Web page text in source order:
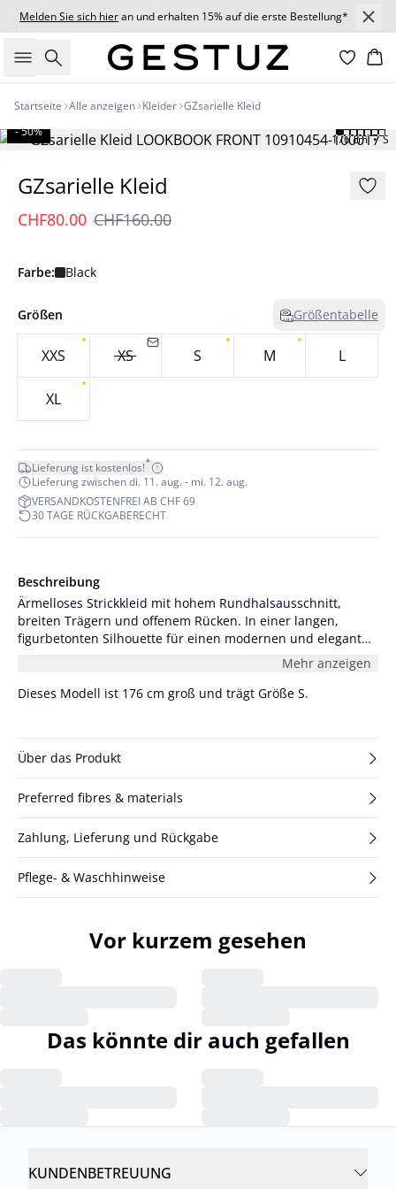
Melden Sie sich hieran und erhalten 15% auf die erste Bestellung*
Suche
Startseite Alle anzeigen Kleider GZsarielle Kleid
176 cm • S
- 50%
GZsarielle Kleid
CHF80.00 CHF160.00
Farbe: Black
Größen Größentabelle
XXS XS S M L
XL
Lieferung ist kostenlos!*
Lieferung zwischen di. 11. aug. - mi. 12. aug.
VERSANDKOSTENFREI AB CHF 69
30 TAGE RÜCKGABERECHT
Beschreibung
Ärmelloses Strickkleid mit hohem Rundhalsausschnitt,
breiten Trägern und offenem Rücken. In einer langen,
figurbetonten Silhouette für einen modernen und eleganten
Abendlook. Das Model ist 176 cm groß und trägt Größe S/36.
Mehr anzeigen
Dieses Modell ist 176 cm groß und trägt Größe S.
Über das Produkt
Preferred fibres & materials
Zahlung, Lieferung und Rückgabe
Pflege- & Waschhinweise
Vor kurzem gesehen
Das könnte dir auch gefallen
KUNDENBETREUUNG